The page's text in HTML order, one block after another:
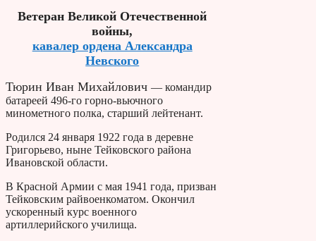
Ветеран Великой Отечественной
войны,
кавалер ордена Александра
Невского
Тюрин Иван Михайлович — командир
батареей 496-го горно-вьючного
минометного полка, старший лейтенант.
Родился 24 января 1922 года в деревне
Григорьево, ныне Тейковского района
Ивановской области.
В Красной Армии с мая 1941 года, призван
Тейковским райвоенкоматом. Окончил
ускоренный курс военного
артиллерийского училища.